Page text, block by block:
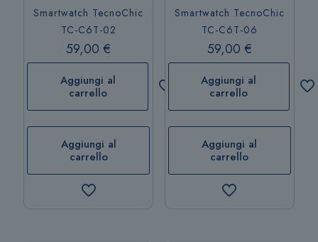
Smartwatch TecnoChic
TC-C6T-02
59,00€
Aggiungi al
carrello
Aggiungi al
carrello
Smartwatch TecnoChic
TC-C6T-06
59,00 €
Aggiungi al
carrello
Aggiungi al
carrello